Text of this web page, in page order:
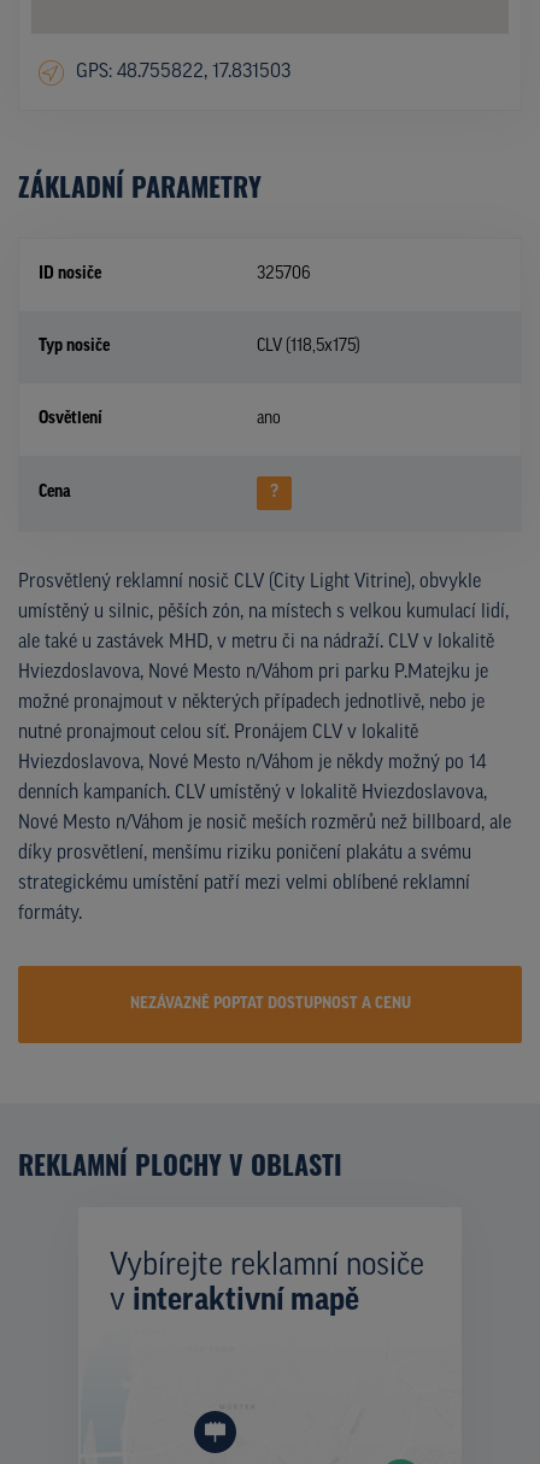
GPS: 48.755822, 17.831503
ZÁKLADNÍ PARAMETRY
ID nosiče 325706
Typ nosiče CLV (118,5x175)
Osvětlení ano
Cena ?
Prosvětlený reklamní nosič CLV (City Light Vitrine), obvykle
umístěný u silnic, pěších zón, na místech s velkou kumulací lidí,
ale také u zastávek MHD, v metru či na nádraží. CLV v lokalitě
Hviezdoslavova, Nové Mesto n/Váhom pri parku P.Matejku je
možné pronajmout v některých případech jednotlivě, nebo je
nutné pronajmout celou síť. Pronájem CLV v lokalitě
Hviezdoslavova, Nové Mesto n/Váhom je někdy možný po 14
denních kampaních. CLV umístěný v lokalitě Hviezdoslavova,
Nové Mesto n/Váhom je nosič meších rozměrů než billboard, ale
díky prosvětlení, menšímu riziku poničení plakátu a svému
strategickému umístění patří mezi velmi oblíbené reklamní
formáty.
NEZÁVAZNĚ POPTAT DOSTUPNOST A CENU
REKLAMNÍ PLOCHY V OBLASTI
Vybírejte reklamní nosiče
v interaktivní mapě